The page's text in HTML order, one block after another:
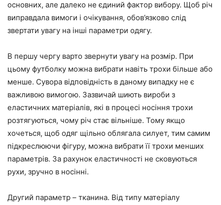
основних, але далеко не єдиний фактор вибору. Щоб річ
виправдала вимоги і очікування, обов’язково слід
звертати увагу на інші параметри одягу.
В першу чергу варто звернути увагу на розмір. При
цьому футболку можна вибрати навіть трохи більше або
менше. Сувора відповідність в даному випадку не є
важливою вимогою. Зазвичай шиють вироби з
еластичних матеріалів, які в процесі носіння трохи
розтягуються, чому річ стає вільніше. Тому якщо
хочеться, щоб одяг щільно облягала силует, тим самим
підкреслюючи фігуру, можна вибрати її трохи менших
параметрів. За рахунок еластичності не сковуються
рухи, зручно в носінні.
Другий параметр – тканина. Від типу матеріалу